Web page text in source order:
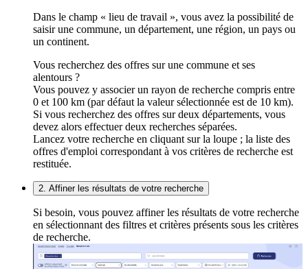
Dans le champ « lieu de travail », vous avez la possibilité de
saisir une commune, un département, une région, un pays ou
un continent.
Vous recherchez des offres sur une commune et ses
alentours ?
Vous pouvez y associer un rayon de recherche compris entre
0 et 100 km (par défaut la valeur sélectionnée est de 10 km).
Si vous recherchez des offres sur deux départements, vous
devez alors effectuer deux recherches séparées.
Lancez votre recherche en cliquant sur la loupe ; la liste des
offres d'emploi correspondant à vos critères de recherche est
restituée.
2. Affiner les résultats de votre recherche
Si besoin, vous pouvez affiner les résultats de votre recherche
en sélectionnant des filtres et critères présents sous les critères
de recherche.